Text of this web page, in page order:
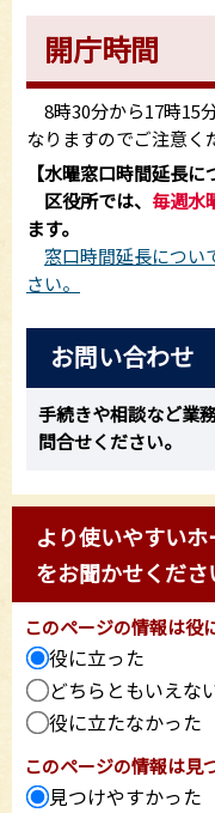
開庁時間
8時30分から17時15
なりますのでご注意
【水曜窓口時間延長に
区役所では、 毎週水
ます。
窓口時間延長につい
さい。
お問い合わせ
手続きや相談など業
問合せください。
より使いやすい
をお聞かせくださ
このページの情報は役
役に立った
どちらともいえな
役に立たなかった
このページの情報は見
見つけやすかった